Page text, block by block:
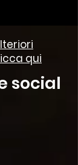
qui
social